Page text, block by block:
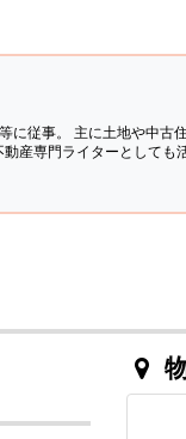
従事。 主に土地や中古
産専門ライターとしても